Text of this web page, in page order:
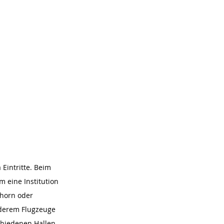
Eintritte. Beim
eine Institution
oder
Flugzeuge